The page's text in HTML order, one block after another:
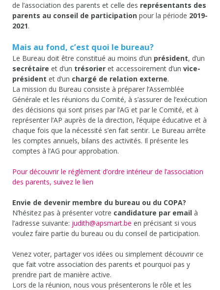
de l’association des parents et celle des représentants des
parents au conseil de participation pour la période 2019-
2021.
Mais au fond, c’est quoi le bureau?
Le Bureau doit être constitué au moins d’un président, d’un
secrétaire et d’un trésorier et accessoirement d’un vice-
président et d’un chargé de relation externe.
La mission du Bureau consiste à préparer l’Assemblée
Générale et les réunions du Comité, à s’assurer de l’exécution
des décisions qui sont prises par l’AG et par le Comité, et à
représenter l’AP auprès de la direction, l’équipe éducative et à
chaque fois que la nécessité s’en fait sentir. Le Bureau arrête
les comptes annuels, bilans des activités. Il présente les
comptes à l’AG pour approbation.
Pour découvrir le réglèment d’ordre intérieur de l’association
des parents, suivez le lien
Envie de devenir membre du bureau ou du COPA?
N’hésitez pas à présenter votre candidature par email à
l’adresse suivante: judith@apsmart.be en précisant si vous
voulez faire partie du bureau ou du conseil de participation.
Venez voter, partager vos idées ou simplement découvrir ce
que fait votre association des parents et pourquoi pas y
prendre part de manière active.
Lors de la réunion, nous vous présenterons le rôle et les